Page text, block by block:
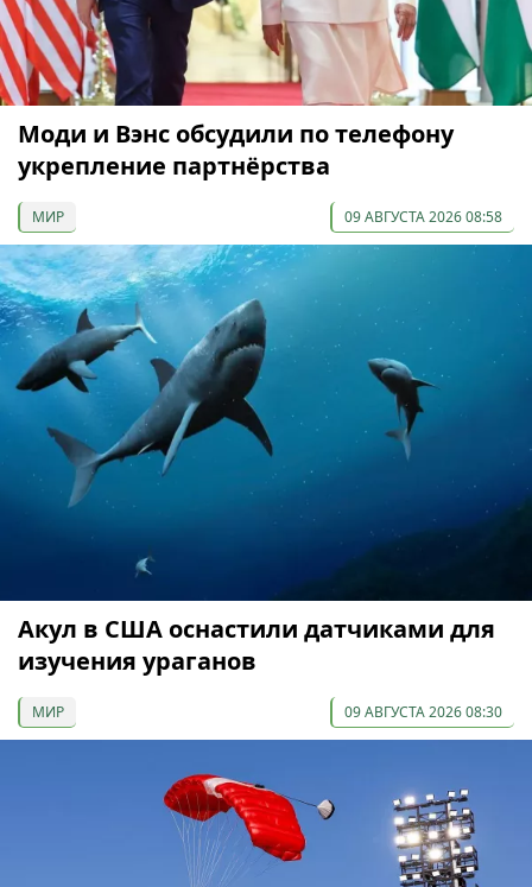
Моди и Вэнс обсудили по телефону
укрепление партнёрства
МИР 09 АВГУСТА 2026 08:58
Акул в США оснастили датчиками для
изучения ураганов
МИР 09 АВГУСТА 2026 08:30